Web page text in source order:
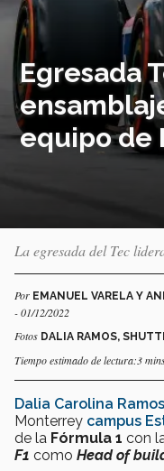
Egresada
equipo de
La egresada del Tec
Por EMANUEL VARELA Y
- 01/12/2022
Fotos DALIA RAMOS,
Tiempo estimado de lectura:3
Dalia Carolina
Monterrey campus
de la Fórmula 1 con
F1 como Head of